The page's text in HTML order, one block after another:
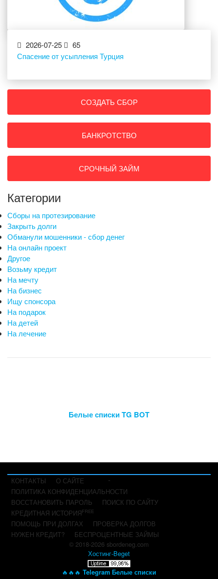
2026-07-25
65
Спасение от усыпления Турция
СОЗДАТЬ СБОР
БАНКРОТСТВО
СРОЧНЫЙ ЗАЙМ
Категории
Сборы на протезирование
Закрыть долги
Обманули мошенники - сбор денег
На онлайн проект
Другое
Возьму кредит
На мечту
На бизнес
Ищу спонсора
На подарок
На детей
На лечение
Белые списки TG BOT
-
КОНТАКТЫ
О САЙТЕ
ПОЛИТИКА КОНФИДЕНЦИАЛЬНОСТИ
ВОССТАНОВИТЬ ПАРОЛЬ
ПОИСК ПО САЙТУ
КРЕДИТНАЯ ИСТОРИЯFREE
ПОМОЩЬ ПРИ ДОЛГАХ
ПРОВЕРКА ДОЛГОВ
НУЖЕН КРЕДИТ?
БЕСПРОЦЕНТНЫЕ ЗАЙМЫ
© 2018-2026 sbordeneg.com
Хостинг-Beget
🔥🔥🔥 Telegram Белые списки